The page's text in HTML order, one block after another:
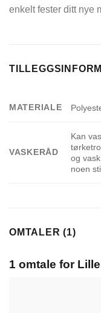
enkelt fester ditt nye
MATERIALE
VASKERÅD
Kan
og
noen
OMTALER (1)
1 omtale for